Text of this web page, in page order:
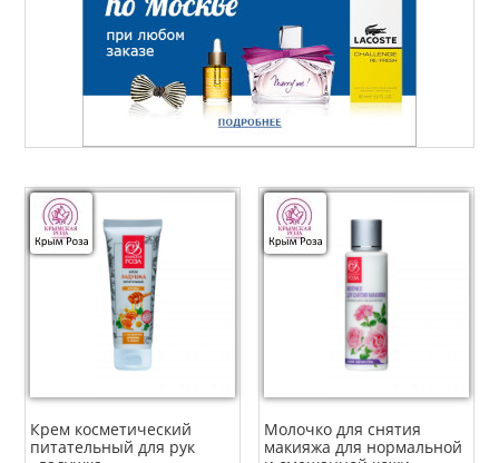
Крем косметический
питательный для рук
Молочко для снятия
макияжа для нормальной